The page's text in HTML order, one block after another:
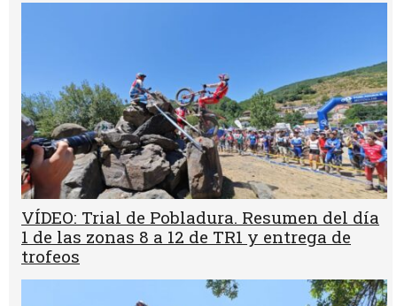
VÍDEO: Trial de Pobladura. Resumen del día
1 de las zonas 8 a 12 de TR1 y entrega de
trofeos